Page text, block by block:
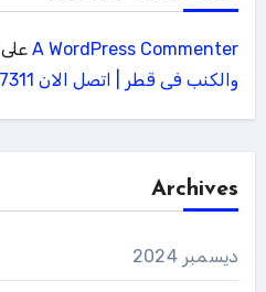
A WordPress Commenterعلى
والكنب فى قطر | اتصل الان 70067311
Archives
ديسمبر 2024